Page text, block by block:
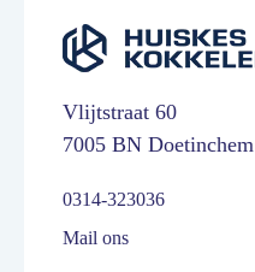
Vlijtstraat 60
7005 BN Doetinchem
0314-323036
Mail ons